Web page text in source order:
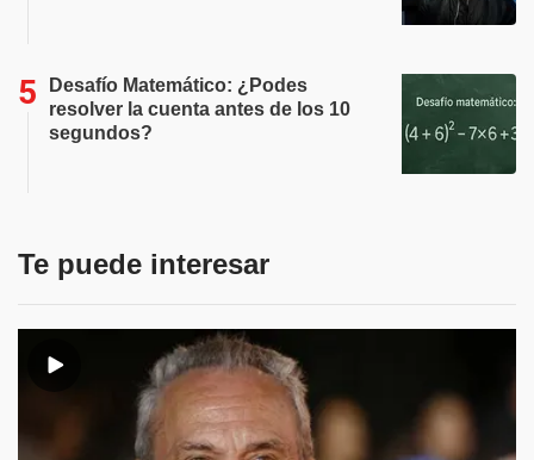
Desafío Matemático: ¿Podes
resolver la cuenta antes de los 10
segundos?
Te puede interesar